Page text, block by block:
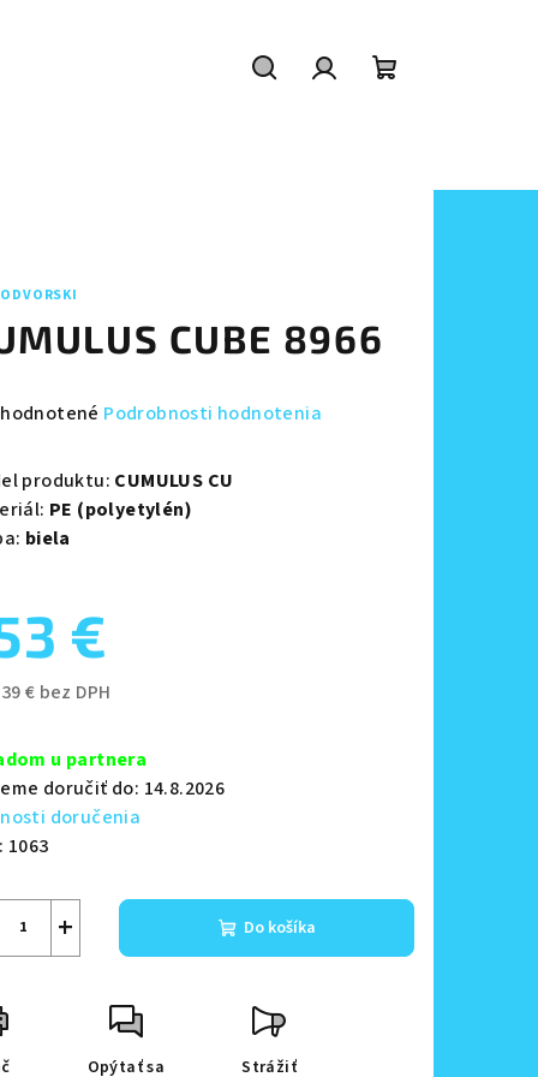
CUBE 8966
Podrobnosti hodnotenia
produktu: CUMULUS CU
PE (polyetylén)
biela
€
€ bez DPH
u partnera
doručiť do: 14.8.2026
doručenia
1063
+ Do košíka
Opýtať sa Strážiť